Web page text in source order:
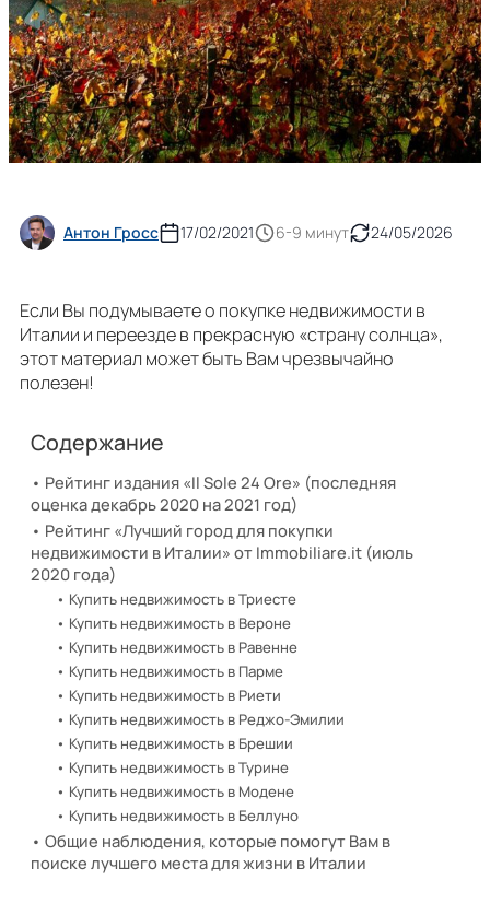
Антон Гросс 17/02/2021 6-9 минут 24/05/2026
Если Вы подумываете о покупке недвижимости в
Италии и переезде в прекрасную «страну солнца»,
этот материал может быть Вам чрезвычайно
полезен!
Содержание
Рейтинг издания «Il Sole 24 Ore» (последняя
оценка декабрь 2020 на 2021 год)
Рейтинг «Лучший город для покупки
недвижимости в Италии» от Immobiliare.it (июль
2020 года)
Купить недвижимость в Триесте
Купить недвижимость в Вероне
Купить недвижимость в Равенне
Купить недвижимость в Парме
Купить недвижимость в Риети
Купить недвижимость в Реджо-Эмилии
Купить недвижимость в Брешии
Купить недвижимость в Турине
Купить недвижимость в Модене
Купить недвижимость в Беллуно
Общие наблюдения, которые помогут Вам в
поиске лучшего места для жизни в Италии